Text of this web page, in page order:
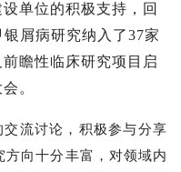
单位的积极支持，回
屑病研究纳入了37家
瞻性临床研究项目启
。
流讨论，积极参与分享
向十分丰富，对领域内